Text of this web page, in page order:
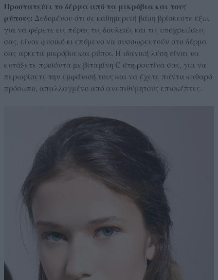
Προστατεύει το δέρμα από τα μικρόβια και τους
ρύπους: Δεδομένου ότι σε καθημερινή βάση βρίσκεστε έξω,
για να φέρετε εις πέρας τις δουλειές και τις υποχρεώσεις
σας, είναι φυσικό κι επόμενο να συσσωρευτούν στο δέρμα
σας αρκετά μικρόβια και ρύποι. Η ιδανική λύση είναι να
εντάξετε προϊόντα με βιταμίνη C στη ρουτίνα σας, για να
περιορίσετε την εμφάνισή τους και να έχετε πάντα καθαρό
πρόσωπο, απαλλαγμένο από ανεπιθύμητους επισκέπτες.